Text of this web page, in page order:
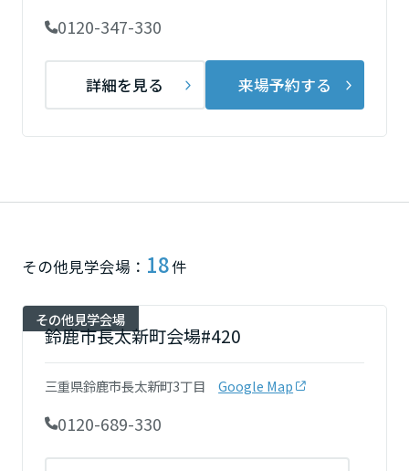
0120-347-330
詳細を見る 来場予約する
その他見学会場： 18件
その他見学会場
鈴鹿市長太新町会場#420
三重県鈴鹿市長太新町3丁目 Google Map
0120-689-330
富山県
新潟県
東海エリア
岐阜県
静岡県